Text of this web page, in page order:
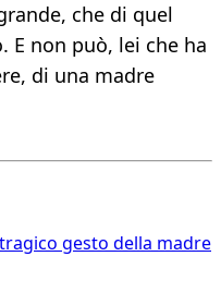
che di quel
E non può, lei che ha
di una madre
gesto della madre